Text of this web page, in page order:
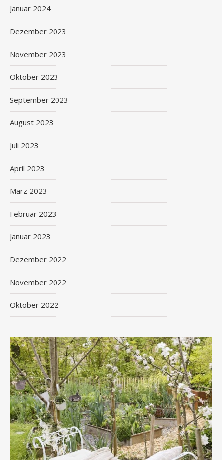
Januar 2024
Dezember 2023
November 2023
Oktober 2023
September 2023
August 2023
Juli 2023
April 2023
März 2023
Februar 2023
Januar 2023
Dezember 2022
November 2022
Oktober 2022